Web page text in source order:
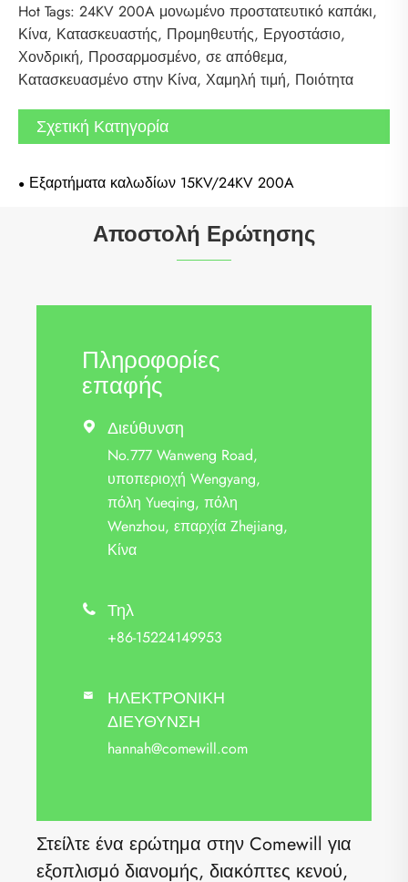
Hot Tags: 24KV 200A μονωμένο προστατευτικό καπάκι,
Κίνα, Κατασκευαστής, Προμηθευτής, Εργοστάσιο,
Χονδρική, Προσαρμοσμένο, σε απόθεμα,
Κατασκευασμένο στην Κίνα, Χαμηλή τιμή, Ποιότητα
Σχετική Κατηγορία
Εξαρτήματα καλωδίων 15KV/24KV 200A
Αποστολή Ερώτησης
Πληροφορίες
επαφής
 Διεύθυνση
No.777 Wanweng Road,
υποπεριοχή Wengyang,
πόλη Yueqing, πόλη
Wenzhou, επαρχία Zhejiang,
Κίνα
 Τηλ
+86-15224149953

ΗΛΕΚΤΡΟΝΙΚΗ
ΔΙΕΥΘΥΝΣΗ
hannah@comewill.com
Στείλτε ένα ερώτημα στην Comewill για
εξοπλισμό διανομής, διακόπτες κενού,